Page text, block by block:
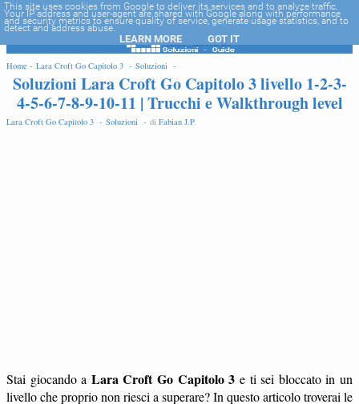
-->
Home - Lara Croft Go Capitolo 3 - Soluzioni -
Soluzioni Lara Croft Go Capitolo 3 livello 1-2-3-
4-5-6-7-8-9-10-11 | Trucchi e Walkthrough level
Lara Croft Go Capitolo 3 - Soluzioni - di Fabian J.P.
Stai giocando a Lara Croft Go Capitolo 3 e ti sei bloccato in un
livello che proprio non riesci a superare? In questo articolo troverai le
EDIT
This site uses cookies from Google to deliver its services and to analyze traffic.
Your IP address and user-agent are shared with Google along with performance
and security metrics to ensure quality of service, generate usage statistics, and to
detect and address abuse.
LEARN MORE GOT IT